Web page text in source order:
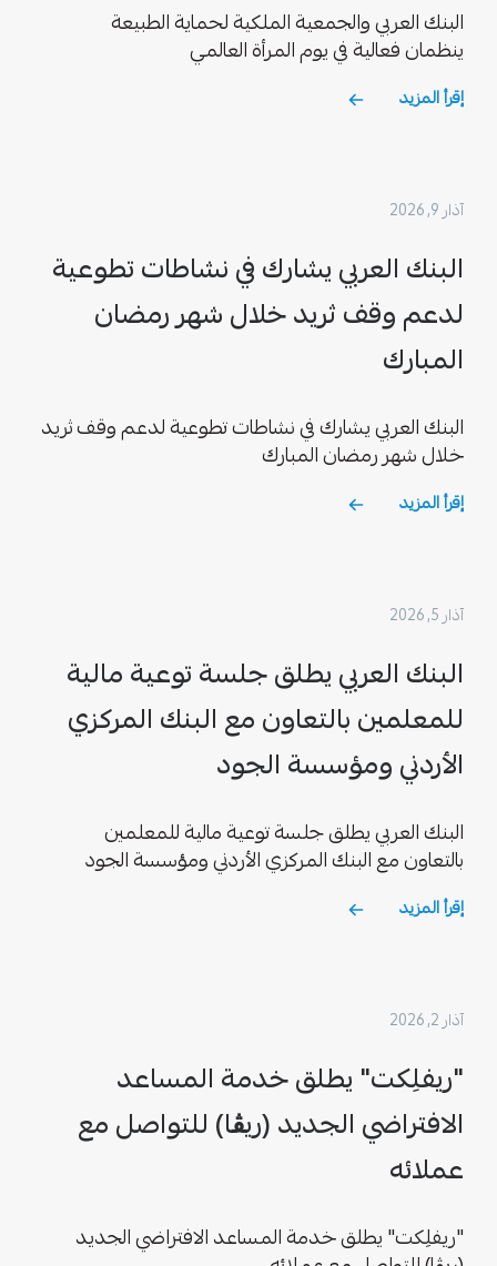
البنك العربي والجمعية الملكية لحماية الطبيعة
ينظمان فعالية في يوم المرأة العالمي
إقرأ المزيد
آذار 9, 2026
البنك العربي يشارك في نشاطات تطوعية
لدعم وقف ثريد خلال شهر رمضان
المبارك
البنك العربي يشارك في نشاطات تطوعية لدعم وقف ثريد
خلال شهر رمضان المبارك
إقرأ المزيد
آذار 5, 2026
البنك العربي يطلق جلسة توعية مالية
للمعلمين بالتعاون مع البنك المركزي
الأردني ومؤسسة الجود
البنك العربي يطلق جلسة توعية مالية للمعلمين
بالتعاون مع البنك المركزي الأردني ومؤسسة الجود
إقرأ المزيد
آذار 2, 2026
"ريفلِكت" يطلق خدمة المساعد
الافتراضي الجديد (ريڨا) للتواصل مع
عملائه
"ريفلِكت" يطلق خدمة المساعد الافتراضي الجديد